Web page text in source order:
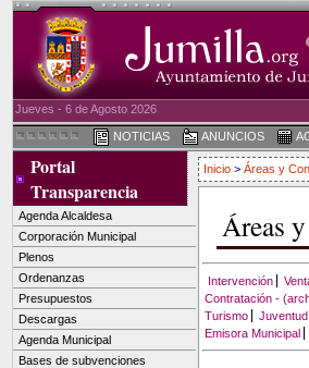
Jueves - 6 de Agosto 2026
NOTICIAS ANUNCIOS
Portal
Transparencia
Agenda Alcaldesa
Corporación Municipal
Plenos
Ordenanzas
Presupuestos
Descargas
Agenda Municipal
Bases de subvenciones
Inicio>Áreas y
Áreas
Intervención
Contratación -
Turismo
Juventud
Emisora Municipal